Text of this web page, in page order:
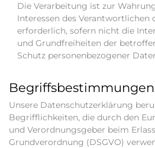
Die Verarbeitung ist zur
Interessen des Verantwortlichen
erforderlich, sofern nicht die
und Grundfreiheiten der
Schutz personenbezogener
Begriffsbestimmungen
Unsere Datenschutzerklärung
Begrifflichkeiten, die durch den
und Verordnungsgeber beim
Grundverordnung (DSGVO)